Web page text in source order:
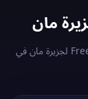
كل ما تحتاج معرفته حول استخدام خادم FreeAndroidVPN لجزيرة مان في